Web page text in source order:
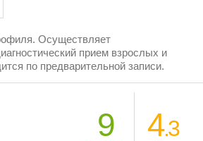
Осуществляет
прием взрослых и
по предварительной записи.
9 4.3